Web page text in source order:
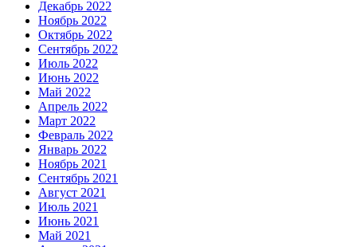
Декабрь 2022
Ноябрь 2022
Октябрь 2022
Сентябрь 2022
Июль 2022
Июнь 2022
Май 2022
Апрель 2022
Март 2022
Февраль 2022
Январь 2022
Ноябрь 2021
Сентябрь 2021
Август 2021
Июль 2021
Июнь 2021
Май 2021